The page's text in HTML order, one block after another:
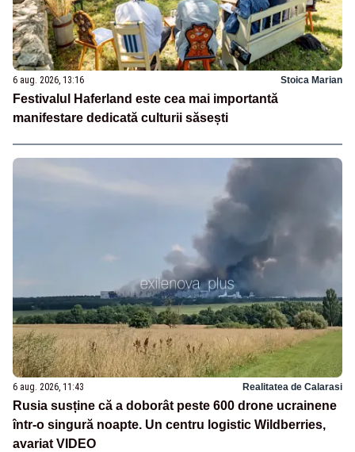
6 aug. 2026, 13:16 Stoica Marian
Festivalul Haferland este cea mai importantă
manifestare dedicată culturii săsești
6 aug. 2026, 11:43 Realitatea de Calarasi
Rusia susține că a doborât peste 600 drone ucrainene
într-o singură noapte. Un centru logistic Wildberries,
avariat VIDEO